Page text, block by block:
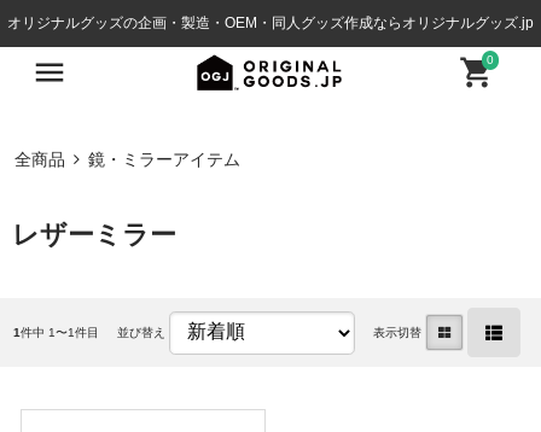
オリジナルグッズの企画・製造・OEM・同人グッズ作成ならオリジナルグッズ.jp
0
全商品 鏡・ミラーアイテム
レザーミラー
1件中 1〜1件目 並び替え 表示切替